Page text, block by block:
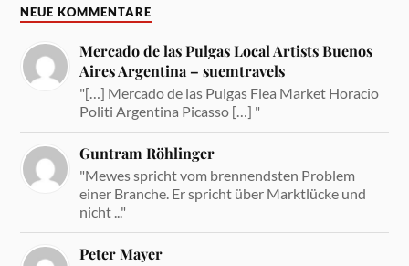
NEUE KOMMENTARE
Mercado de las Pulgas Local Artists Buenos
Aires Argentina – suemtravels
"[…] Mercado de las Pulgas Flea Market Horacio
Politi Argentina Picasso […] "
Guntram Röhlinger
"Mewes spricht vom brennendsten Problem
einer Branche. Er spricht über Marktlücke und
nicht ..."
Peter Mayer